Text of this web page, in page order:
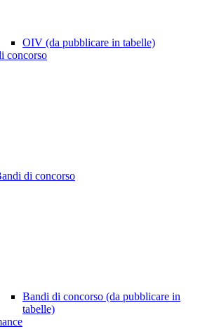
OIV (da pubblicare in tabelle)
concorso
di concorso
Bandi di concorso (da pubblicare in
tabelle)